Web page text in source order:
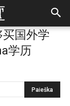
买国外学
学历